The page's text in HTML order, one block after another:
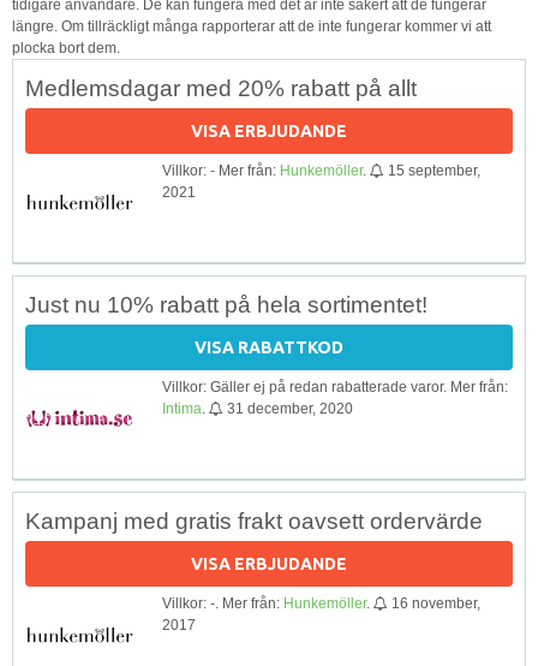
tidigare användare. De kan fungera med det är inte säkert att de fungerar
längre. Om tillräckligt många rapporterar att de inte fungerar kommer vi att
plocka bort dem.
Medlemsdagar med 20% rabatt på allt
VISA ERBJUDANDE
Villkor: - Mer från: Hunkemöller.
15 september,
2021
Just nu 10% rabatt på hela sortimentet!
VISA RABATTKOD
Villkor: Gäller ej på redan rabatterade varor. Mer från:
Intima
31 december, 2020
Kampanj med gratis frakt oavsett ordervärde
VISA ERBJUDANDE
Villkor: -. Mer från: Hunkemöller.
16 november,
2017